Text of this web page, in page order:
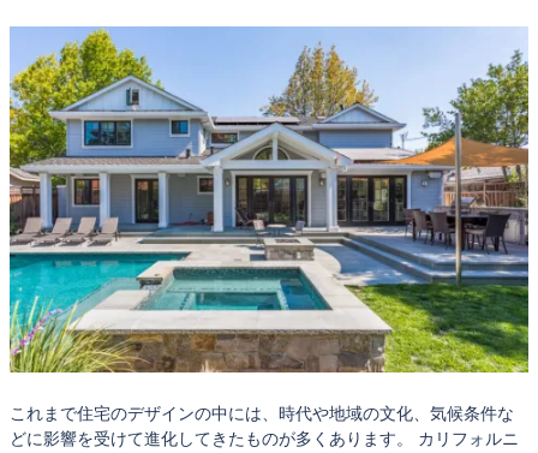
これまで住宅のデザインの中には、時代や地域の文化、気候条件な
どに影響を受けて進化してきたものが多くあります。 カリフォルニ